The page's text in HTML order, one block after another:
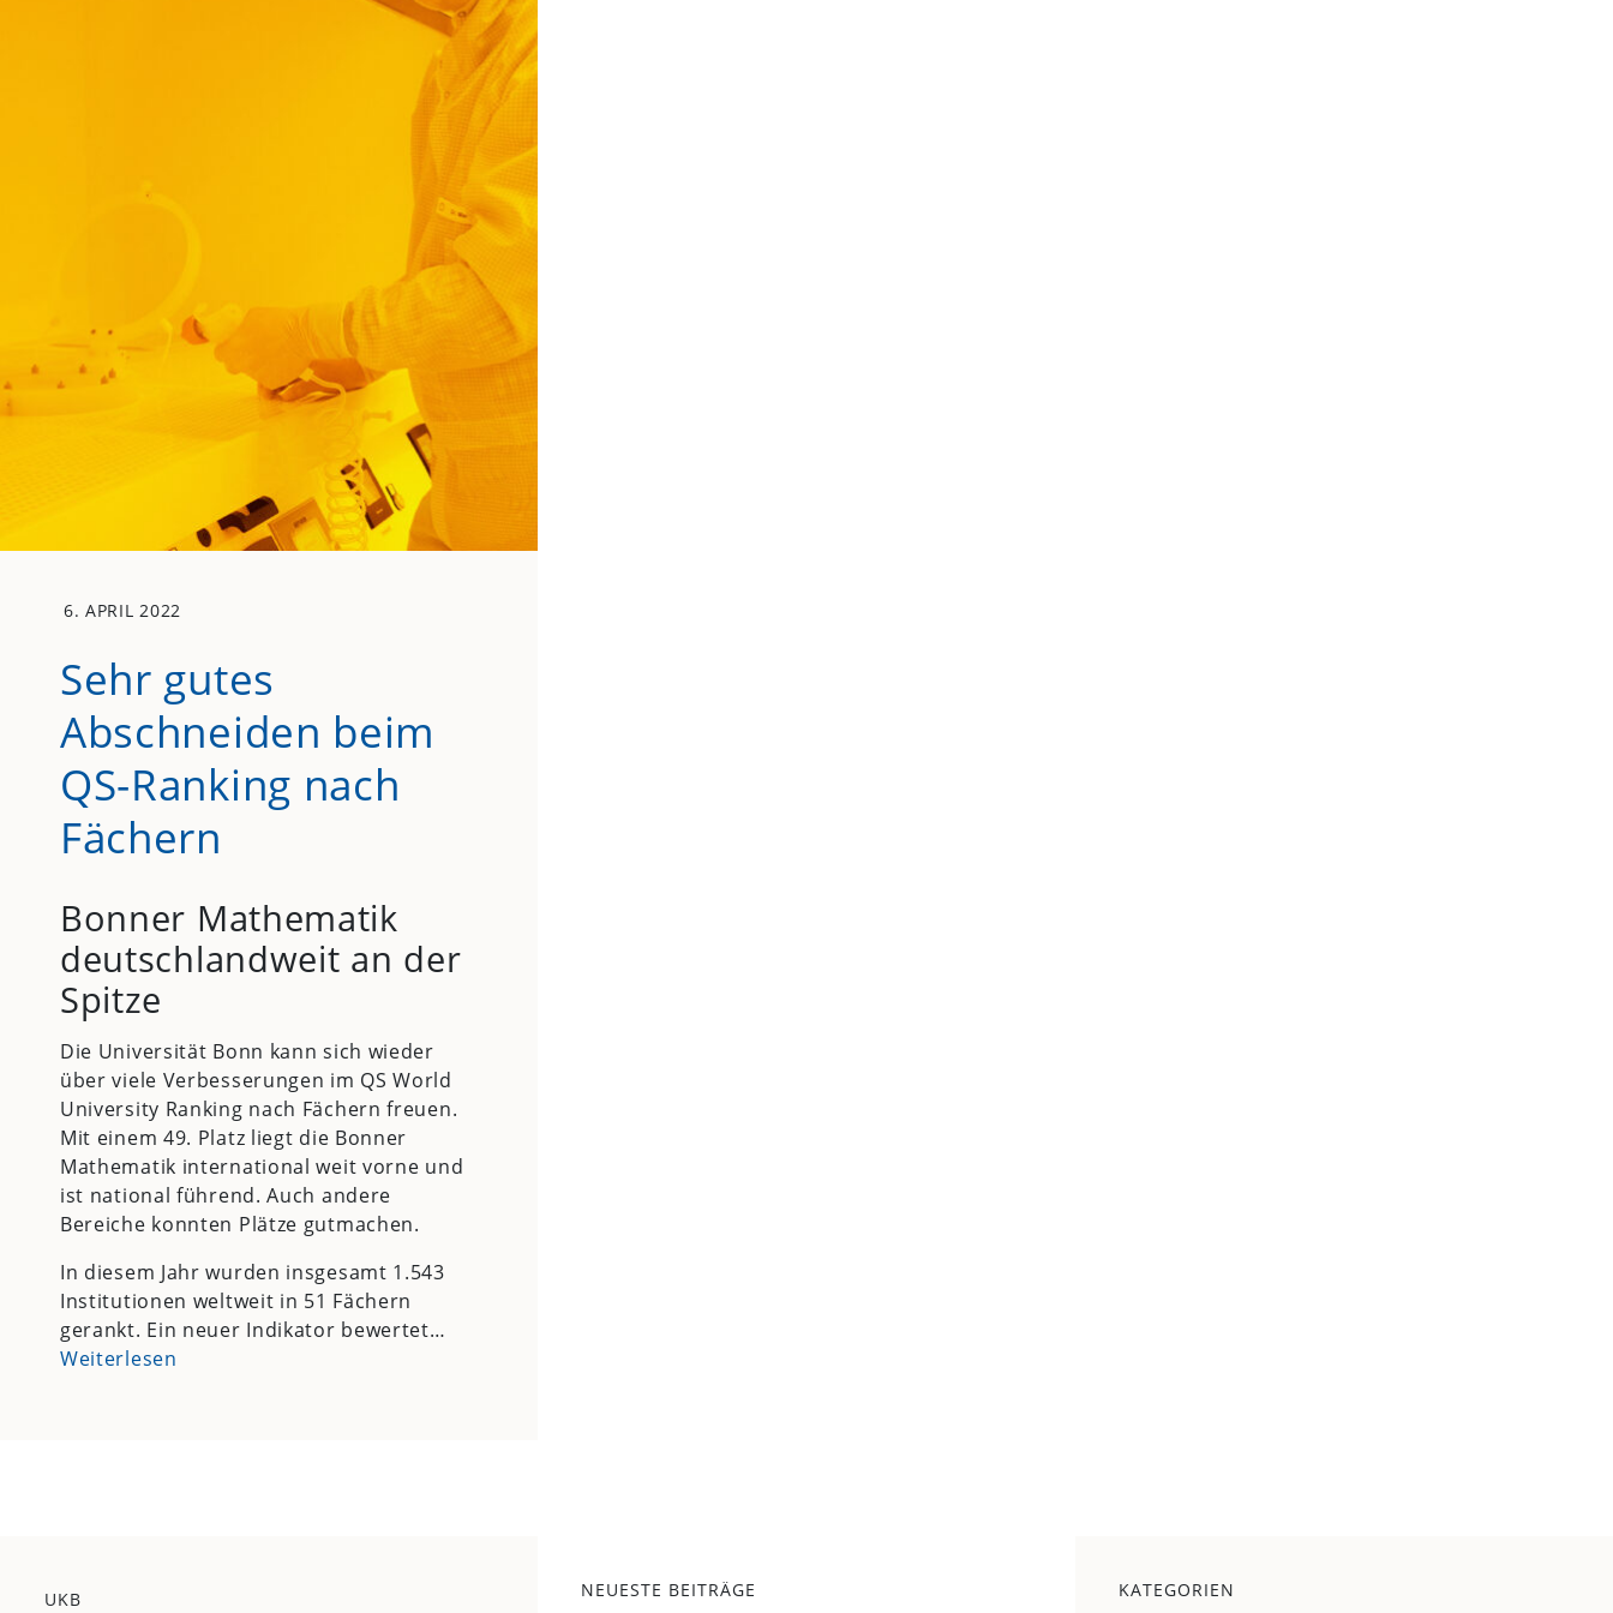
6. APRIL 2022
Sehr gutes
Abschneiden beim
QS-Ranking nach
Fächern
Bonner Mathematik
deutschlandweit an der
Spitze
Die Universität Bonn kann sich wieder
über viele Verbesserungen im QS World
University Ranking nach Fächern freuen.
Mit einem 49. Platz liegt die Bonner
Mathematik international weit vorne und
ist national führend. Auch andere
Bereiche konnten Plätze gutmachen.
In diesem Jahr wurden insgesamt 1.543
Institutionen weltweit in 51 Fächern
gerankt. Ein neuer Indikator bewertet…
Weiterlesen
UKB NEUESTE BEITRÄGE KATEGORIEN